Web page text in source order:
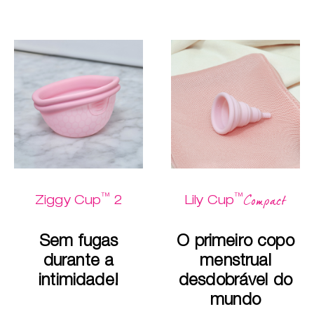
Ziggy Cup™ 2
Sem fugas
durante a
intimidade!
Lily Cup™Compact
O primeiro copo
menstrual
desdobrável do
mundo